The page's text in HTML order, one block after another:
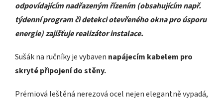
odpovídajícím nadřazeným řízením (obsahujícím např.
týdenní program či detekci otevřeného okna pro úsporu
energie) zajišťuje realizátor instalace.
Sušák na ručníky je vybaven napájecím kabelem pro
skryté připojení do stěny.
Prémiová leštěná nerezová ocel nejen elegantně vypadá,